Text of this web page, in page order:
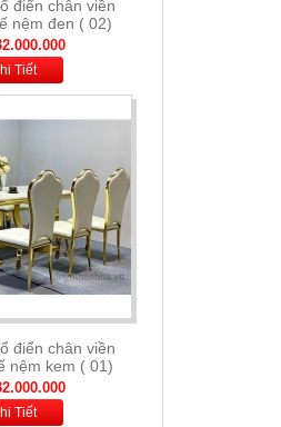
điển chân viền
nệm kem ( 01)
Tiết
mặt đá nhập
nệm cam xám
Tiết